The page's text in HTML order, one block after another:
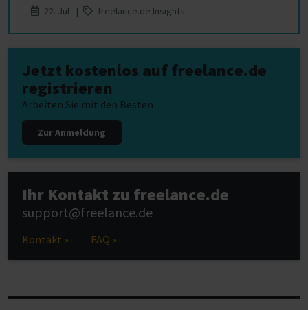
22. Jul |
freelance.de Insights
Jetzt kostenlos auf freelance.de
registrieren
Arbeiten Sie mit den Besten
Zur Anmeldung
Ihr Kontakt zu freelance.de
support@freelance.de
Kontakt » FAQ »